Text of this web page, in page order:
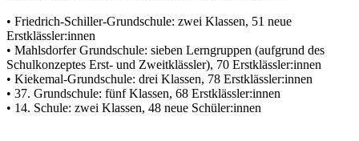
• Friedrich-Schiller-Grundschule: zwei Klassen, 51 neue
Erstklässler:innen
• Mahlsdorfer Grundschule: sieben Lerngruppen (aufgrund des
Schulkonzeptes Erst- und Zweitklässler), 70 Erstklässler:innen
• Kiekemal-Grundschule: drei Klassen, 78 Erstklässler:innen
• 37. Grundschule: fünf Klassen, 68 Erstklässler:innen
• 14. Schule: zwei Klassen, 48 neue Schüler:innen